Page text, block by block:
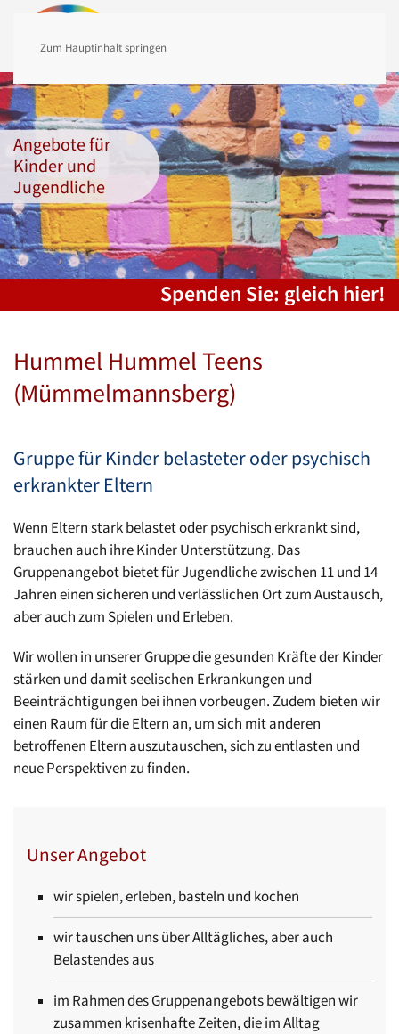
Zum Hauptinhalt springen
Angebote für
Kinder und
Jugendliche
Spenden Sie: gleich hier!
Hummel Hummel Teens
(Mümmelmannsberg)
Gruppe für Kinder belasteter oder psychisch
erkrankter Eltern
Wenn Eltern stark belastet oder psychisch erkrankt sind,
brauchen auch ihre Kinder Unterstützung. Das
Gruppenangebot bietet für Jugendliche zwischen 11 und 14
Jahren einen sicheren und verlässlichen Ort zum Austausch,
aber auch zum Spielen und Erleben.
Wir wollen in unserer Gruppe die gesunden Kräfte der Kinder
stärken und damit seelischen Erkrankungen und
Beeinträchtigungen bei ihnen vorbeugen. Zudem bieten wir
einen Raum für die Eltern an, um sich mit anderen
betroffenen Eltern auszutauschen, sich zu entlasten und
neue Perspektiven zu finden.
Unser Angebot
wir spielen, erleben, basteln und kochen
wir tauschen uns über Alltägliches, aber auch
Belastendes aus
im Rahmen des Gruppenangebots bewältigen wir
zusammen krisenhafte Zeiten, die im Alltag